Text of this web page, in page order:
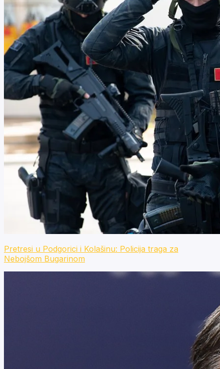
Pretresi u Podgorici i Kolašinu: Policija traga za
Nebojšom Bugarinom